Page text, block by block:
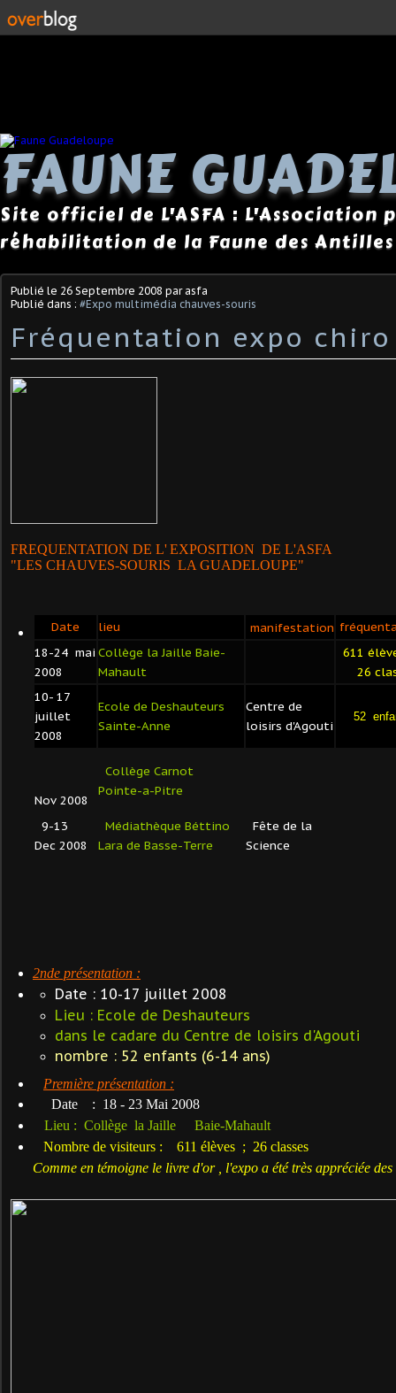
FAUNE
Site officiel de L'ASFA : L'Association
réhabilitation de la Faune des Antilles
Publié le 26 Septembre 2008 par asfa
Publié dans : #Expo multimédia chauves-souris
Fréquentation expo chiro
FREQUENTATION DE L'EXPOSITION DE L'ASFA
"LES CHAUVES-SOURIS LA GUADELOUPE"
Date lieu manifestation
18-24 mai
2008
Collège la Jaille Baie-
Mahault
611
26
10- 17
juillet
2008
Ecole de Deshauteurs
Sainte-Anne
Centre de
loisirs d'Agouti
52
Nov 2008
Collège Carnot
Pointe-a-Pitre
9-13
Dec 2008
Médiathèque Béttino
Lara de Basse-Terre
Fête de la
Science
2nde présentation :
Date : 10-17 juillet 2008
Lieu : Ecole de Deshauteurs
dans le cadare du Centre de loisirs d'Agouti
nombre : 52 enfants (6-14 ans)
Première présentation :
Date : 18 - 23 Mai 2008
Lieu : Collège la Jaille
Baie-Mahault
Nombre de visiteurs : 611 élèves ; 26 classes
Comme en témoigne le livre d'or , l'expo a été très appréciée des